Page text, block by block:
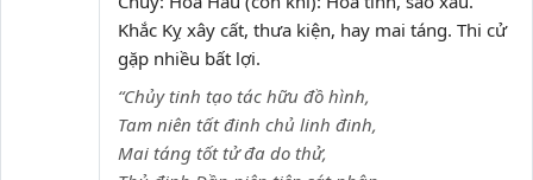
Khắc Kỵ xây cất, thưa kiện, hay mai táng. Thi cử
gặp nhiều bất lợi.
“Chủy tinh tạo tác hữu đồ hình,
Tam niên tất đinh chủ linh đinh,
Mai táng tốt tử đa do thử,